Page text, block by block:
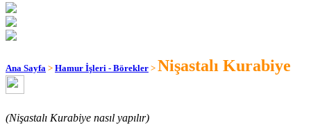
Ana Sayfa > Hamur İşleri - Börekler > Nişastalı Kurabiye
(Nişastalı Kurabiye nasıl yapılır)